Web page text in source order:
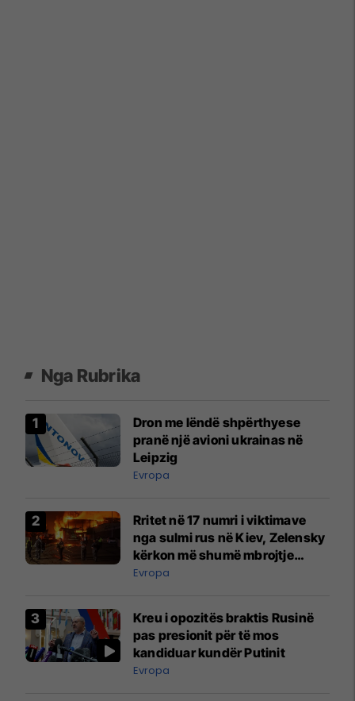
Nga Rubrika
Dron me lëndë shpërthyese
pranë një avioni ukrainas në
Leipzig
Evropa
Rritet në 17 numri i viktimave
nga sulmi rus në Kiev, Zelensky
kërkon më shumë mbrojtje
ajrore
Evropa
Kreu i opozitës braktis Rusinë
pas presionit për të mos
kandiduar kundër Putinit
Evropa